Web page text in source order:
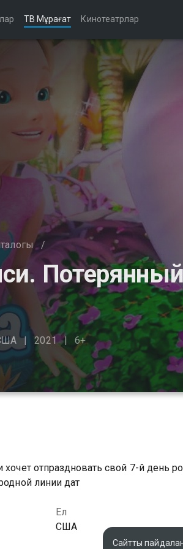
ТВ Мұрағат Кинотеатрлар
/
2021 6+
отпраздновать свой 7-й день
линии дат
Ел
США
Сайтты